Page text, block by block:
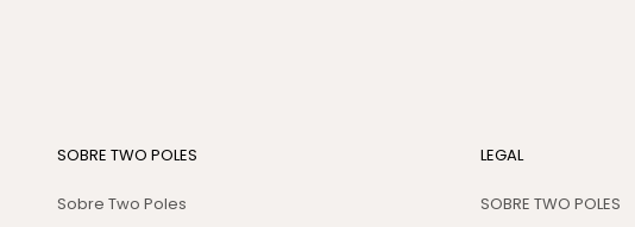
SOBRE TWO POLES
Sobre Two Poles
LEGAL
SOBRE TWO POLES